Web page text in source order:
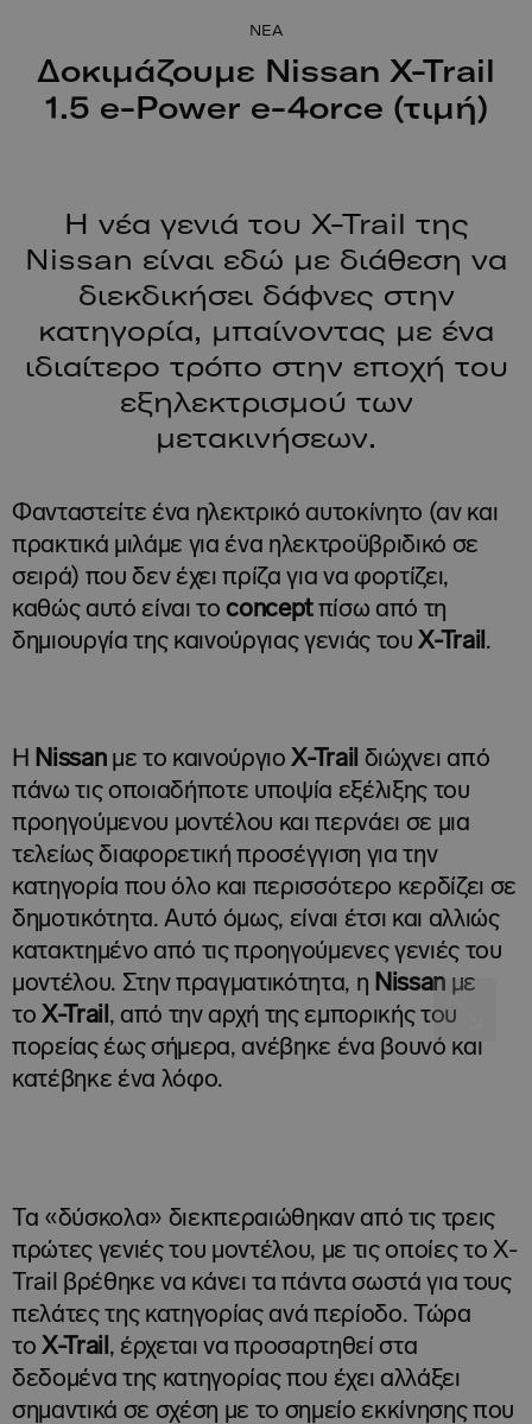
Δοκιμάζουμε Nissan X-Trail
1.5 e-Power e-4orce (τιμή)
NEA
Η νέα γενιά του X-Trail της
Nissan είναι εδώ με διάθεση να
διεκδικήσει δάφνες στην
κατηγορία, μπαίνοντας με ένα
ιδιαίτερο τρόπο στην εποχή του
εξηλεκτρισμού των
μετακινήσεων.
Φανταστείτε ένα ηλεκτρικό αυτοκίνητο (αν και
πρακτικά μιλάμε για ένα ηλεκτροϋβριδικό σε
σειρά) που δεν έχει πρίζα για να φορτίζει,
καθώς αυτό είναι το conceptπίσω από τη
δημιουργία της καινούργιας γενιάς τουX-Trail .
Η Nissanμε το καινούργιοX-Trail διώχνει από
πάνω τις οποιαδήποτε υποψία εξέλιξης του
προηγούμενου μοντέλου και περνάει σε μια
τελείως διαφορετική προσέγγιση για την
κατηγορία που όλο και περισσότερο κερδίζει σε
δημοτικότητα. Αυτό όμως, είναι έτσι και αλλιώς
κατακτημένο από τις προηγούμενες γενιές του
μοντέλου. Στην πραγματικότητα, η Nissan με
τοX-Trail , από την αρχή της εμπορικής του
πορείας έως σήμερα, ανέβηκε ένα βουνό και
κατέβηκε ένα λόφο.
Τα «δύσκολα» διεκπεραιώθηκαν από τις τρεις
πρώτες γενιές του μοντέλου, με τις οποίες το X-
Trail βρέθηκε να κάνει τα πάντα σωστά για τους
πελάτες της κατηγορίας ανά περίοδο. Τώρα
τοX-Trail , έρχεται να προσαρτηθεί στα
δεδομένα της κατηγορίας που έχει αλλάξει
σημαντικά σε σχέση με το σημείο εκκίνησης που